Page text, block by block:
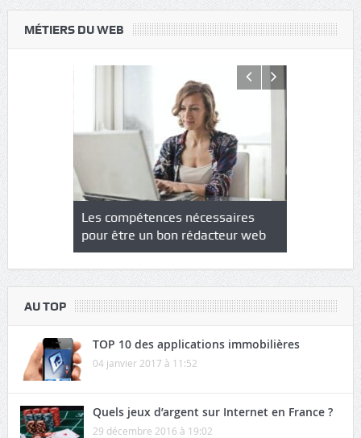
MÉTIERS DU WEB
Les compétences nécessaires
pour être un bon rédacteur web
Quel est
AU TOP
TOP 10 des applications immobilières
04 janvier 2017 à 11:52
Quels jeux d’argent sur Internet en France ?
29 décembre 2016 à 19:02